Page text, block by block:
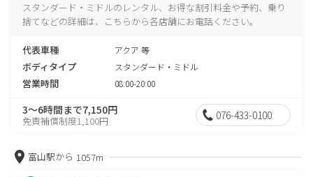
スタンダード・ミドルのレンタル、お得な割引料金や予約、乗り
捨てなどの詳細は、こちらから各店舗にお電話ください。
代表車種 アクア 等
ボディタイプ スタンダード・ミドル
営業時間 08:00-20:00
3～6時間まで7,150円
免責補償制度1,100円 076-433-0100
富山駅から 1057m